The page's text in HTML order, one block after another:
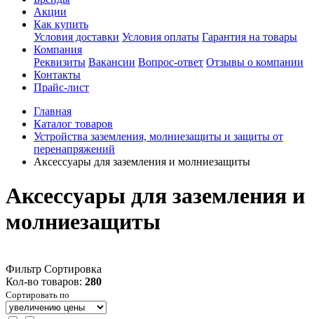
Акции
Как купить
Условия доставки Условия оплаты Гарантия на товары
Компания
Реквизиты Вакансии Вопрос-ответ Отзывы о компании
Контакты
Прайс-лист
Главная
Каталог товаров
Устройства заземления, молниезащиты и защиты от
перенапряжений
Аксессуары для заземления и молниезащиты
Аксессуары для заземления и
молниезащиты
Фильтр Сортировка
Кол-во товаров: 280
Сортировать по